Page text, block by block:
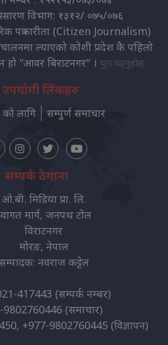
विभाग: १३१२/ ०७५/०७६
पत्रकारीता (Citizen Journalism)
ल्याएको कोशी प्रदेश कै पहिलो
हो "आवर बिराटनगर" । पुरा पढ्नुहोस्
उपयोगी लिंकहरु
को लागि सम्पुर्ण समाचार
सम्पर्क ठेगाना
ओ.बी. मिडिया प्रा. लि.
मार्ग, जनपथ टोल
विराटनगर
मोरङ, नेपाल
नवराज कट्टेल
417443 (सम्पर्क नम्बर)
9802760446 (समाचार)
+977-9802760445 (विज्ञापन)